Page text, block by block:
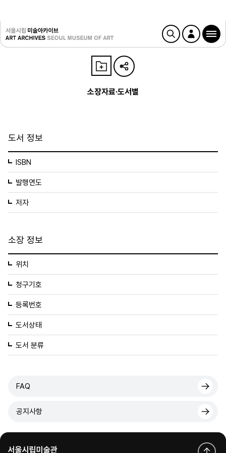
소장자료·도서별
도서 정보
ISBN
발행연도
저자
소장 정보
위치
청구기호
등록번호
도서상태
도서 분류
FAQ
공지사항